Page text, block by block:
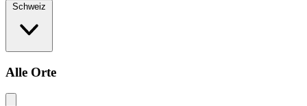
Schweiz
Alle Orte